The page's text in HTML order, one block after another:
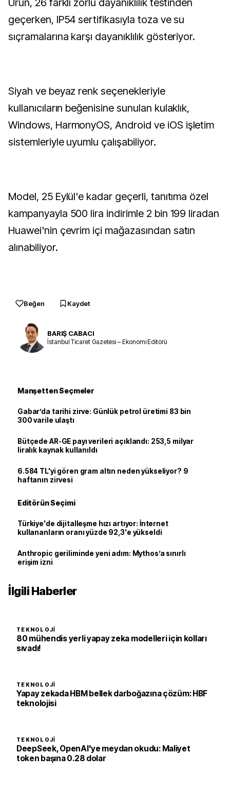
Ürün, 26 farklı zorlu dayanıklılık testinden
geçerken, IP54 sertifikasıyla toza ve su
sıçramalarına karşı dayanıklılık gösteriyor.
Siyah ve beyaz renk seçenekleriyle
kullanıcıların beğenisine sunulan kulaklık,
Windows, HarmonyOS, Android ve iOS işletim
sistemleriyle uyumlu çalışabiliyor.
Model, 25 Eylül'e kadar geçerli, tanıtıma özel
kampanyayla 500 lira indirimle 2 bin 199 liradan
Huawei'nin çevrim içi mağazasından satın
alınabiliyor.
Beğen Kaydet
BARIŞ CABACI
İstanbul Ticaret Gazetesi – Ekonomi Editörü
Manşetten Seçmeler
Gabar’da tarihi zirve: Günlük petrol üretimi 83 bin
300 varile ulaştı
Bütçede AR-GE payı verileri açıklandı: 253,5 milyar
liralık kaynak kullanıldı
6.584 TL'yi gören gram altın neden yükseliyor? 9
haftanın zirvesi
Editörün Seçimi
Türkiye'de dijitalleşme hızı artıyor: İnternet
kullananların oranı yüzde 92,3'e yükseldi
Anthropic geriliminde yeni adım: Mythos’a sınırlı
erişim izni
İlgili Haberler
TEKNOLOJI
80 mühendis yerli yapay zeka modelleri için kolları
sıvadı!
TEKNOLOJI
Yapay zekada HBM bellek darboğazına çözüm: HBF
teknolojisi
TEKNOLOJI
DeepSeek, OpenAI'ye meydan okudu: Maliyet
token başına 0.28 dolar